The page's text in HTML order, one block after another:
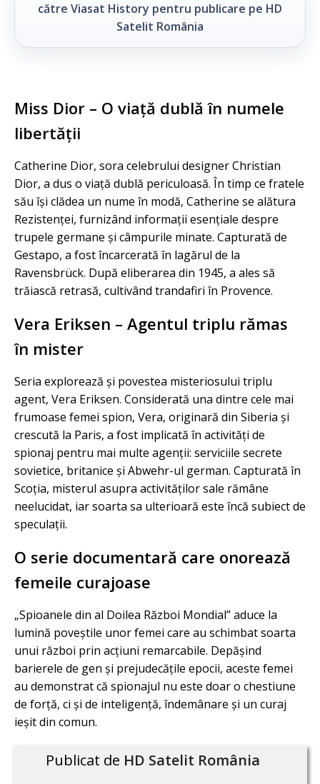
către Viasat History pentru publicare pe HD
Satelit România
Miss Dior – O viață dublă în numele
libertății
Catherine Dior, sora celebrului designer Christian
Dior, a dus o viață dublă periculoasă. În timp ce fratele
său își clădea un nume în modă, Catherine se alătura
Rezistenței, furnizând informații esențiale despre
trupele germane și câmpurile minate. Capturată de
Gestapo, a fost încarcerată în lagărul de la
Ravensbrück. După eliberarea din 1945, a ales să
trăiască retrasă, cultivând trandafiri în Provence.
Vera Eriksen – Agentul triplu rămas
în mister
Seria explorează și povestea misteriosului triplu
agent, Vera Eriksen. Considerată una dintre cele mai
frumoase femei spion, Vera, originară din Siberia și
crescută la Paris, a fost implicată în activități de
spionaj pentru mai multe agenții: serviciile secrete
sovietice, britanice și Abwehr-ul german. Capturată în
Scoția, misterul asupra activităților sale rămâne
neelucidat, iar soarta sa ulterioară este încă subiect de
speculații.
O serie documentară care onorează
femeile curajoase
„Spioanele din al Doilea Război Mondial” aduce la
lumină poveștile unor femei care au schimbat soarta
unui război prin acțiuni remarcabile. Depășind
barierele de gen și prejudecățile epocii, aceste femei
au demonstrat că spionajul nu este doar o chestiune
de forță, ci și de inteligență, îndemânare și un curaj
ieșit din comun.
Publicat de HD Satelit România